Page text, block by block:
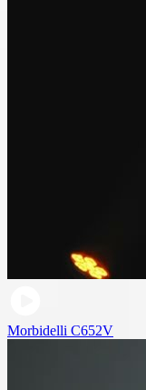
Morbidelli C652V